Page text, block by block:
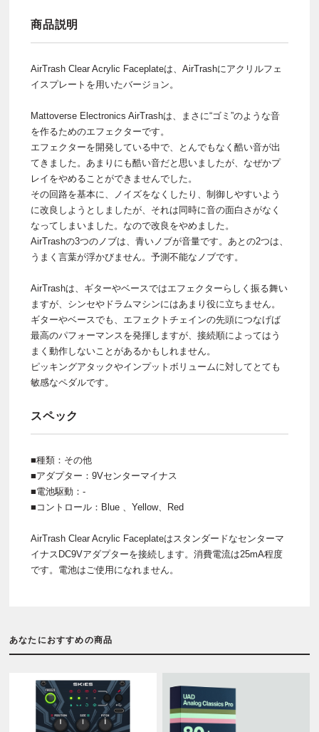
商品説明
AirTrash Clear Acrylic Faceplateは、AirTrashにアクリルフェ
イスプレートを用いたバージョン。
Mattoverse Electronics AirTrashは、まさに“ゴミ”のような音
を作るためのエフェクターです。
エフェクターを開発している中で、とんでもなく酷い音が出
てきました。あまりにも酷い音だと思いましたが、なぜかプ
レイをやめることができませんでした。
その回路を基本に、ノイズをなくしたり、制御しやすいよう
に改良しようとしましたが、それは同時に音の面白さがなく
なってしまいました。なので改良をやめました。
AirTrashの3つのノブは、青いノブが音量です。あとの2つは、
うまく言葉が浮かびません。予測不能なノブです。
AirTrashは、ギターやベースではエフェクターらしく振る舞い
ますが、シンセやドラムマシンにはあまり役に立ちません。
ギターやベースでも、エフェクトチェインの先頭につなげば
最高のパフォーマンスを発揮しますが、接続順によってはう
まく動作しないことがあるかもしれません。
ピッキングアタックやインプットボリュームに対してとても
敏感なペダルです。
スペック
■種類：その他
■アダプター：9Vセンターマイナス
■電池駆動：-
■コントロール：Blue 、Yellow、Red
AirTrash Clear Acrylic Faceplateはスタンダードなセンターマ
イナスDC9Vアダプターを接続します。消費電流は25mA程度
です。電池はご使用になれません。
あなたにおすすめの商品